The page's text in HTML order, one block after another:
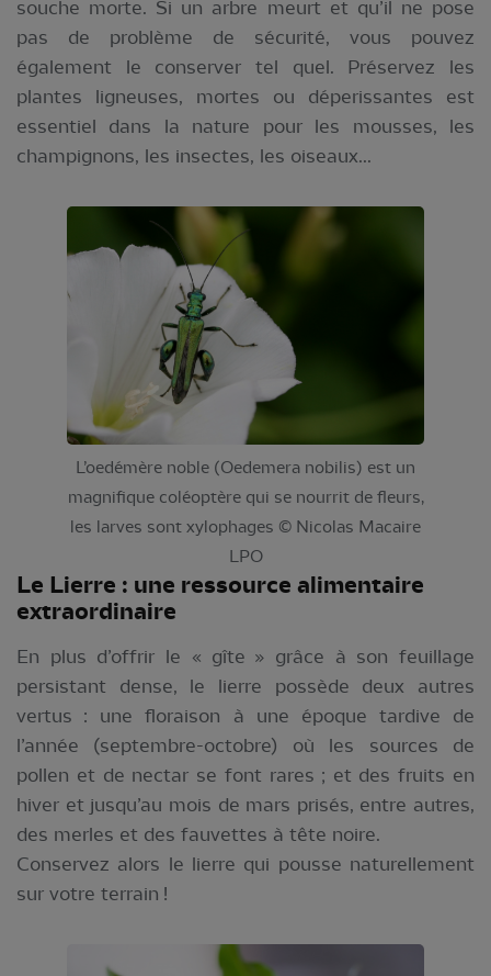
souche morte. Si un arbre meurt et qu’il ne pose
pas de problème de sécurité, vous pouvez
également le conserver tel quel. Préservez les
plantes ligneuses, mortes ou déperissantes est
essentiel dans la nature pour les mousses, les
champignons, les insectes, les oiseaux...
L’oedémère noble (Oedemera nobilis) est un
magnifique coléoptère qui se nourrit de fleurs,
les larves sont xylophages © Nicolas Macaire
LPO
Le Lierre : une ressource alimentaire
extraordinaire
En plus d’offrir le « gîte » grâce à son feuillage
persistant dense, le lierre possède deux autres
vertus : une floraison à une époque tardive de
l’année (septembre-octobre) où les sources de
pollen et de nectar se font rares ; et des fruits en
hiver et jusqu’au mois de mars prisés, entre autres,
des merles et des fauvettes à tête noire.
Conservez alors le lierre qui pousse naturellement
sur votre terrain !